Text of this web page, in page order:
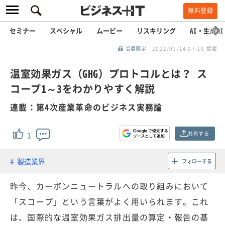
無料登録
セミナー スペシャル ムービー リスキリング AI・生成AI
会員限定 2022/01/14 07:10 掲載
温室効果ガス（GHG）プロトコルとは？ ス
コープ1～3をわかりやすく解説
連載：第4次産業革命のビジネス実務論
1 共有する
製造業界 フォローする
昨今、カーボンニュートラルへの取り組みにおいて
「スコープ」という言葉がよく用いられます。これ
は、国際的な温室効果ガス排出量の算定・報告の基